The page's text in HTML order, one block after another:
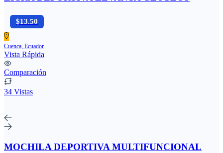
$13.50
Cuenca, Ecuador
Vista Rápida
Comparación
34 Vistas
MOCHILA DEPORTIVA MULTIFUNCIONAL